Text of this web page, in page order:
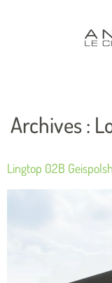
Archives :
Lingtop 02B